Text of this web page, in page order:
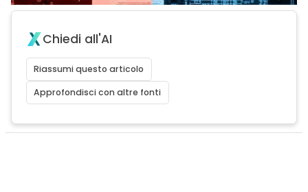
Chiedi all'AI
Riassumi questo articolo
Approfondisci con altre fonti